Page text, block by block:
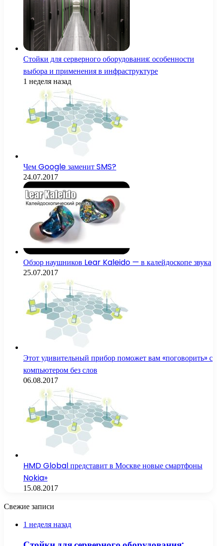
Стойки для серверного оборудования: особенности
выбора и применения в инфраструктуре
1 неделя назад
Чем Google заменит SMS?
24.07.2017
Обзор наушников Lear Kaleido — в калейдоскопе звука
25.07.2017
Этот удивительный прибор поможет вам «поговорить» с
компьютером без слов
06.08.2017
HMD Global представит в Москве новые смартфоны
Nokia»
15.08.2017
Свежие записи
1 неделя назад